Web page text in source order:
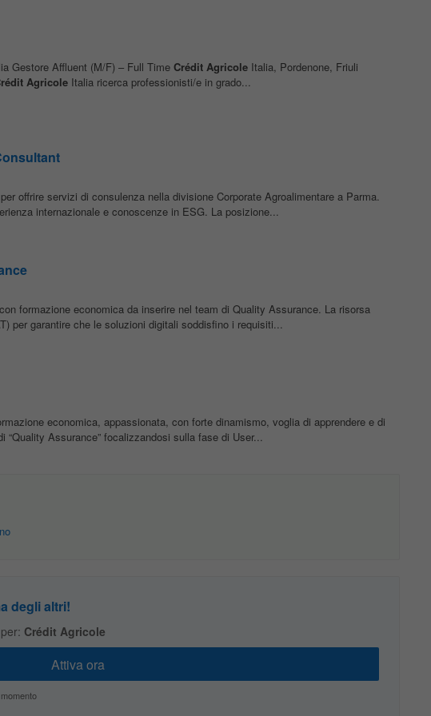
Gestore Affluent (M/F) – Full Time Crédit AgricoleItalia, Pordenone, Friuli
AgricoleItalia ricerca professionisti/e in grado...
offrire servizi di consulenza nella divisione Corporate Agroalimentare a Parma.
internazionale e conoscenze in ESG. La posizione...
formazione economica da inserire nel team di Quality Assurance. La risorsa
per garantire che le soluzioni digitali soddisfino i requisiti...
economica, appassionata, con forte dinamismo, voglia di apprendere e di
Assurance” focalizzandosi sulla fase di User...
degli altri!
Crédit Agricole